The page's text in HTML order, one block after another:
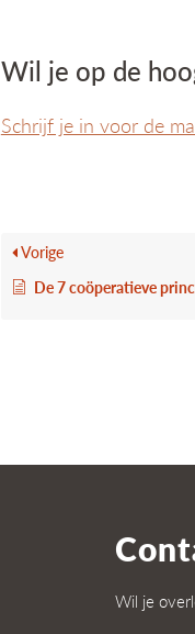
Wil je op de
Schrijf je in voor de
Vorige
De 7 coöperatieve
Wil je